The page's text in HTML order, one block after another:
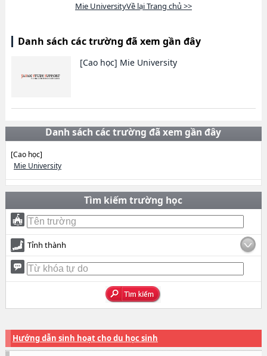
Mie UniversityVề lại Trang chủ >>
Danh sách các trường đã xem gần đây
[Cao học] Mie University
Danh sách các trường đã xem gần đây
[Cao học]
Mie University
Tìm kiếm trường học
Tỉnh thành
Hướng dẫn sinh hoạt cho du học sinh